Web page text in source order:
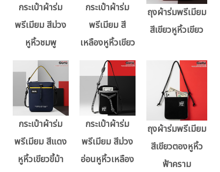
กระเป๋าผ้าร่ม
พรีเมียม สีม่วง
หูหิ้วชมพู
กระเป๋าผ้าร่ม
พรีเมียม สี
เหลืองหูหิ้วเขียว
ถุงผ้าร่มพรีเมียม
สีเขียวหูหิ้วเขียว
กระเป๋าผ้าร่ม
พรีเมียม สีแดง
หูหิ้วเขียวขี้ม้า
กระเป๋าผ้าร่ม
พรีเมียม สีม่วง
อ่อนหูหิ้วเหลือง
ถุงผ้าร่มพรีเมียม
สีเขียวตองหูหิ้ว
ฟ้าคราม